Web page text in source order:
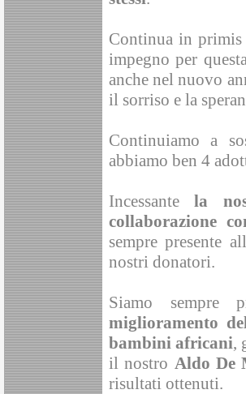
Continua in primis
impegno per
anche nel nuovo
il sorriso e la
Continuiamo a
abbiamo ben 4
Incessantela
collaborazione
sempre presente
nostri donatori.
Siamo sempre
miglioramento
bambini africani,
il nostro Aldo De
risultati ottenuti.